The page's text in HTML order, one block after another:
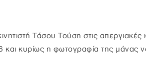
Τάσου Τούση στις απεργιακές
και κυρίως η φωτογραφία της μάνας